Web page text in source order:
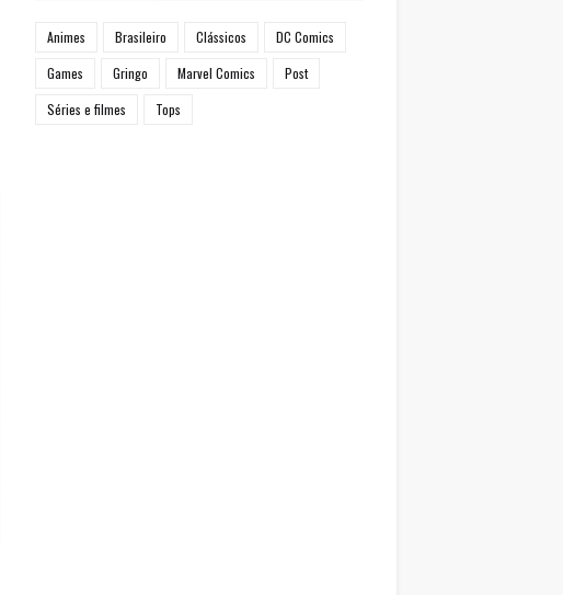
Animes Brasileiro Clássicos
DC Comics
Games
Gringo Marvel Comics
Post
Séries e filmes
Tops